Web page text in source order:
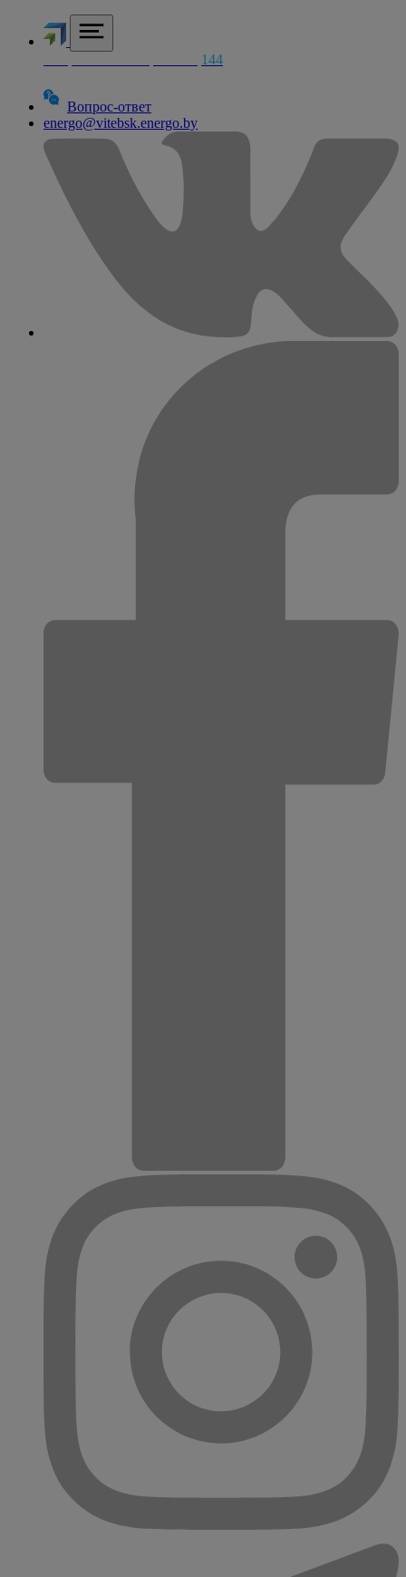
144
Вопрос-ответ
energo@vitebsk.energo.by